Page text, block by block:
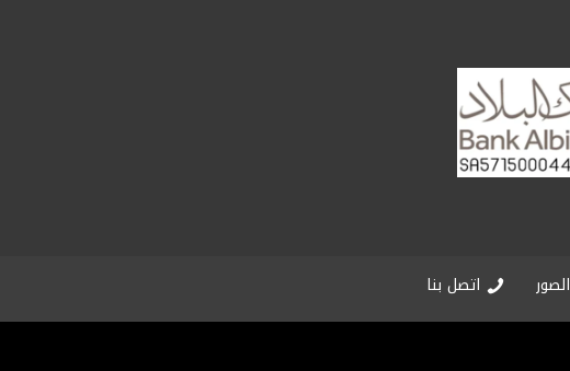
الصور اتصل بنا